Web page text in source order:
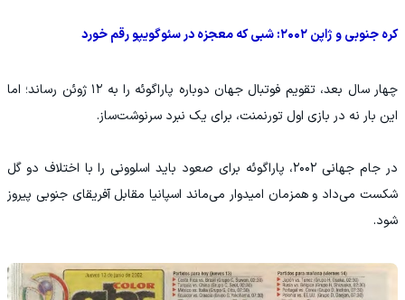
کره جنوبی و ژاپن ۲۰۰۲: شبی که معجزه در سئوگویپو رقم خورد
چهار سال بعد، تقویم فوتبال جهان دوباره پاراگوئه را به ۱۲ ژوئن رساند؛ اما
این بار نه در بازی اول تورنمنت، برای یک نبرد سرنوشت‌ساز.
در جام جهانی ۲۰۰۲، پاراگوئه برای صعود باید اسلوونی را با اختلاف دو گل
شکست می‌داد و همزمان امیدوار می‌ماند اسپانیا مقابل آفریقای جنوبی پیروز
شود.